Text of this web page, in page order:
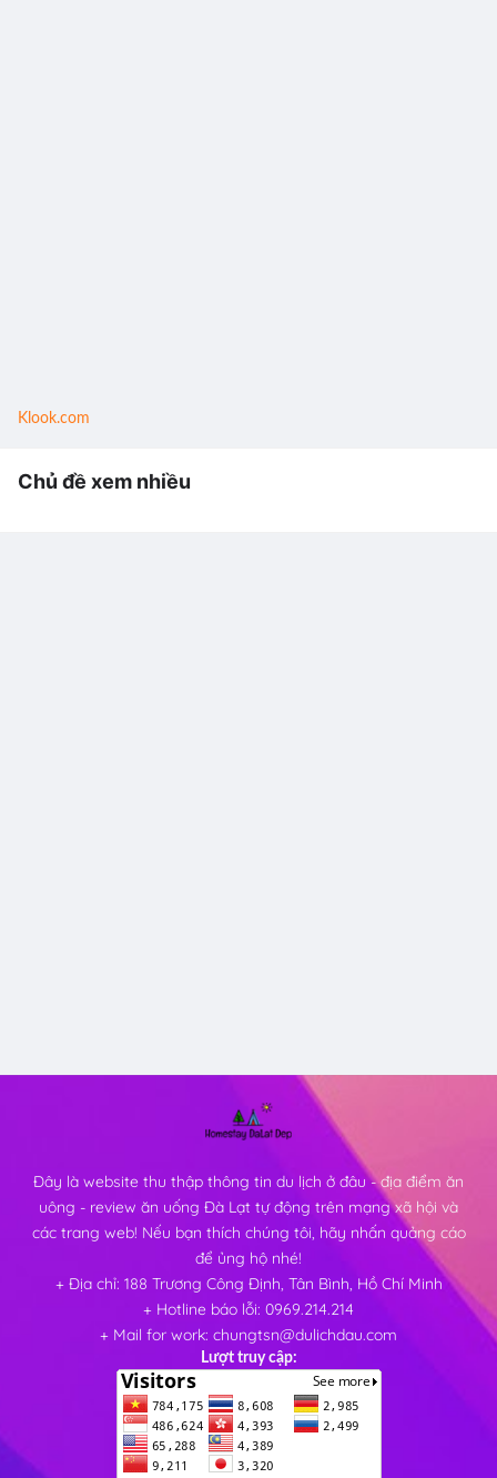
Klook.com
Chủ đề xem nhiều
Đây là website thu thập thông tin du lịch ở đâu - địa điểm ăn
uông - review ăn uống Đà Lạt tự động trên mạng xã hội và
các trang web! Nếu bạn thích chúng tôi, hãy nhấn quảng cáo
để ủng hộ nhé!
+ Địa chỉ: 188 Trương Công Định, Tân Bình, Hồ Chí Minh
+ Hotline báo lỗi: 0969.214.214
+ Mail for work: chungtsn@dulichdau.com
Lượt truy cập: